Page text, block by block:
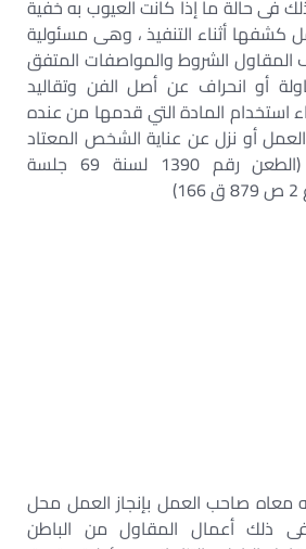
فى حالة ما إذا كانت العيوب به خفية
كشفها أثناء التنفيذ ، وهى مسئولية
المقاول الشروط والمواصفات المتفق
أو انحراف عن أصل الفن وتقاليد
استخدام المادة التي قدمها من عنده
أو نزل عن عناية الشخص المعتاد
فى تنفيذ التزامه . (الطعن رقم 1390 لسنة 69 جلسة
معاه صاحب العمل بإنجاز العمل محل
ذلك أعمال المقاول من الباطن